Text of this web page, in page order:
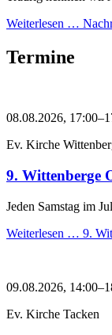
Weiterlesen …
Termine
08.08.2026,
Ev. Kirche
9. Wittenberge
Jeden Samstag im
Weiterlesen … 9.
09.08.2026,
Ev. Kirche Tacken